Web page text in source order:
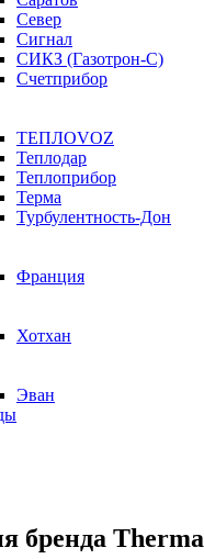
Север
Сигнал
СИКЗ (Газотрон-С)
Счетприбор
ТЕПЛОVOZ
Теплодар
Теплоприбор
Терма
Турбулентность-Дон
Франция
Хотхан
Эван
бренда Therma